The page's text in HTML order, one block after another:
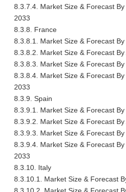
8.3.7.4. Market Size & Forecast
2033
8.3.8. France
8.3.8.1. Market Size & Forecast
8.3.8.2. Market Size & Forecast
8.3.8.3. Market Size & Forecast
8.3.8.4. Market Size & Forecast
2033
8.3.9. Spain
8.3.9.1. Market Size & Forecast
8.3.9.2. Market Size & Forecast
8.3.9.3. Market Size & Forecast
8.3.9.4. Market Size & Forecast
2033
8.3.10. Italy
8.3.10.1. Market Size & Forecast